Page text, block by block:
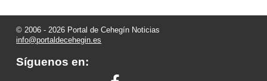
© 2006 - 2026 Portal de Cehegín Noticias
info@portaldecehegin.es
Síguenos en: